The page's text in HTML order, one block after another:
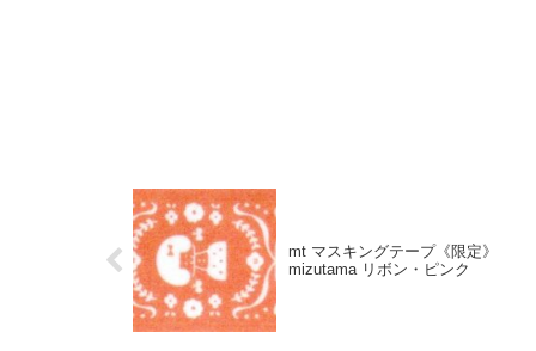
mt マスキングテープ《限定》
mizutama リボン・ピンク